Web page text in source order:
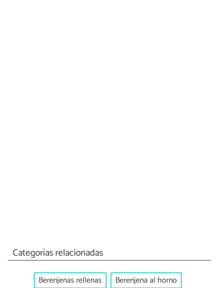
Categorías relacionadas
Berenjenas rellenas
Berenjena al horno